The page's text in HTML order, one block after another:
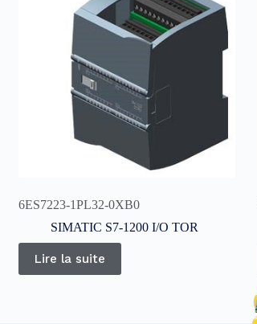
6ES7223-1PL32-0XB0
SIMATIC S7-1200 I/O TOR
Lire la suite